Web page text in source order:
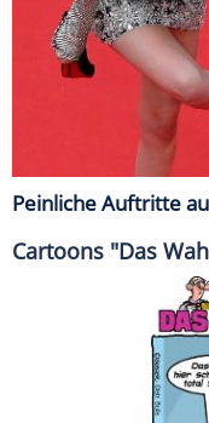
Peinliche Auftritte
Cartoons "Das